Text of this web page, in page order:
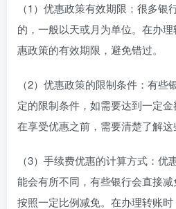
（1）优惠政策有效期限：很多银
的，一般以天或月为单位。在办
惠政策的有效期限，避免错过。
（2）优惠政策的限制条件：有
定的限制条件，如需要达到一定金
在享受优惠之前，需要清楚了解这
（3）手续费优惠的计算方式：
能会有所不同，有些银行会直接
按照一定比例减免。在办理转账